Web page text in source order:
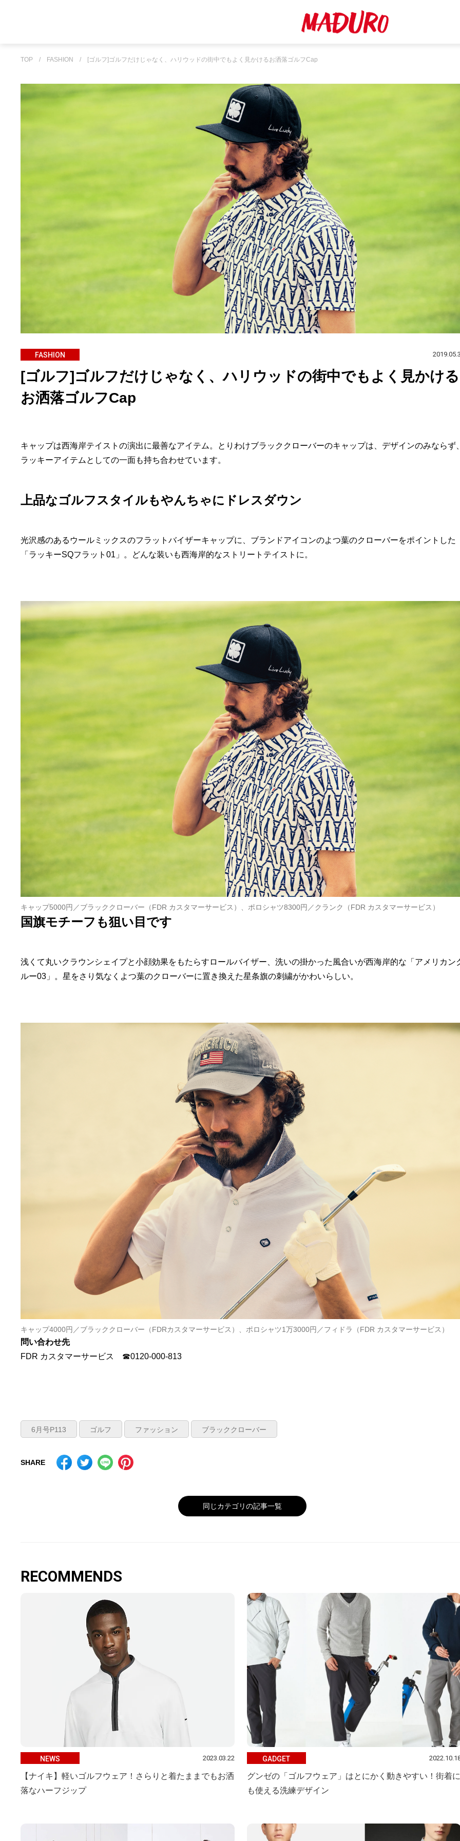
TOP / FASHION / [ゴルフ]ゴルフだけじゃなく、ハリウッドの街中でもよく見かけるお洒落ゴルフCap
FASHION
[ゴルフ]ゴルフだけじゃなく、ハリウッドの街中でもよく見かける
お洒落ゴルフCap
キャップは西海岸テイストの演出に最善なアイテム。とりわけブラッククローバーのキャップは、デザインのみならず
ラッキーアイテムとしての一面も持ち合わせています。
上品なゴルフスタイルもやんちゃにドレスダウン
光沢感のあるウールミックスのフラットバイザーキャップに、ブランドアイコンのよつ葉のクローバーをポイントした
「ラッキーSQフラット01」。どんな装いも西海岸的なストリートテイストに。
キャップ5000円／ブラッククローバー（FDR カスタマーサービス）、ポロシャツ8300円／クランク（FDR カスタマーサービス）
国旗モチーフも狙い目です
浅くて丸いクラウンシェイプと小顔効果をもたらすロールバイザー、洗いの掛かった風合いが西海岸的な「アメリカン
ルー03」。星をさり気なくよつ葉のクローバーに置き換えた星条旗の刺繍がかわいらしい。
キャップ4000円／ブラッククローバー（FDRカスタマーサービス）、ポロシャツ1万3000円／フィドラ（FDR カスタマーサービス）
問い合わせ先
FDR カスタマーサービス ☎0120-000-813
6月号P113 ゴルフ ファッション ブラッククローバー
SHARE
同じカテゴリの記事一覧
RECOMMENDS
NEWS 2023.03.22
【ナイキ】軽いゴルフウェア！さらりと着たままでもお洒
落なハーフジップ
GADGET
グンゼの「ゴルフウェア」はとにかく動きやすい！街着に
も使える洗練デザイン